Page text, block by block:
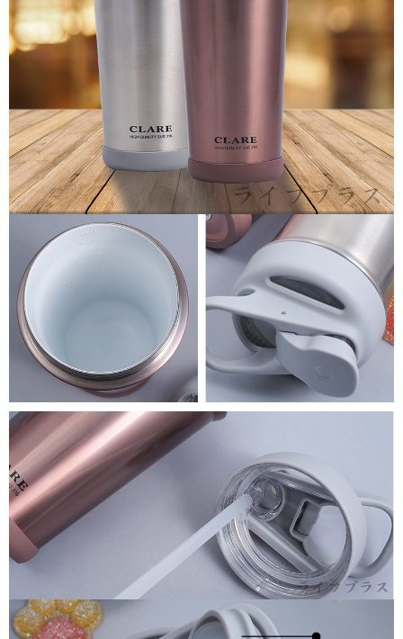
任。
４．使用「AFTEE先享後付」時，將依據個別帳號之用戶狀況，依本公司即
時審查核予不同之上限額度；若仍有額度不足之情形，本公司將視審查結果
請求用戶進行身份認證。
５．嚴禁一人註冊多個帳號或使用他人資訊註冊。若發現惡意使用之情形，
恩沛科技股份有限公司將有權停止該用戶之使用額度並採取法律行動。
本島宅配1~2天後到
每筆NT$80，滿NT$490(含以上)免運費
每筆NT$150，滿NT$3,000(含以上)免運費
貨到付款
每筆NT$150，滿NT$3,000(含以上)免運費